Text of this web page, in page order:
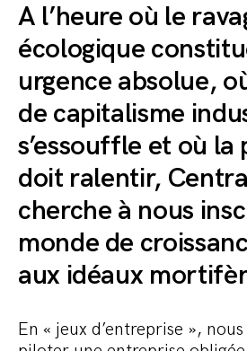
A l’heure où le
écologique
urgence absolue,
de capitalisme
s’essouffle et où
doit ralentir,
cherche à nous
monde de
aux idéaux
En « jeux d’entreprise »,